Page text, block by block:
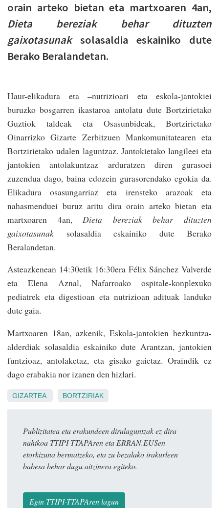
orain arteko bietan eta martxoaren 4an,
Dieta bereziak behar dituzten
gaixotasunak solasaldia eskainiko dute
Berako Beralandetan.
Haur-elikadura eta –nutrizioari eta eskola-jantokiei
buruzko bosgarren ikastaroa antolatu dute Bortzirietako
Guztiok taldeak eta Osasunbideak, Bortzirietako
Oinarrizko Gizarte Zerbitzuen Mankomunitatearen eta
Bortzirietako udalen laguntzaz. Jantokietako langileei eta
jantokien antolakuntzaz arduratzen diren gurasoei
zuzendua dago, baina edozein gurasorendako egokia da.
Elikadura osasungarriaz eta irensteko arazoak eta
nahasmenduei buruz aritu dira orain arteko bietan eta
martxoaren 4an,Dieta bereziak behar dituzten
gaixotasunak solasaldia eskainiko dute Berako
Beralandetan.
Asteazkenean 14:30etik 16:30era Félix Sánchez Valverde
eta Elena Aznal, Nafarroako ospitale-konplexuko
pediatrek eta digestioan eta nutrizioan adituak landuko
dute gaia.
Martxoaren 18an, azkenik, Eskola-jantokien hezkuntza-
alderdiak solasaldia eskainiko dute Arantzan, jantokien
funtzioaz, antolaketaz, eta gisako gaietaz. Oraindik ez
dago erabakia nor izanen den hizlari.
GIZARTEA BORTZIRIAK
Publizitatea eta erakundeen dirulaguntzak ez dira
nahikoa TTIPI-TTAPAren eta ERRAN.EUSen
etorkizuna bermatzeko, eta zu bezalako irakurleen
babesa behar dugu aitzinera egiteko.
Egin TTIPI-TTAPAren lagun